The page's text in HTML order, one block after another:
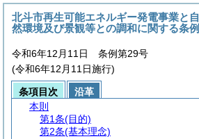
北斗市再生可能エネルギー発電事業と自
然環境及び景観等との調和に関する条例
令和6年12月11日 条例第29号
(令和6年12月11日施行)
条項目次
沿革
本則
第1条(目的)
第2条(基本理念)